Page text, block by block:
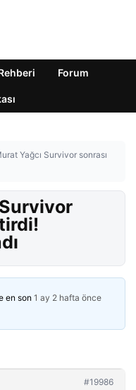
Forum
Yağcı Survivor sonrası
en son 1 ay 2 hafta önce
#19986